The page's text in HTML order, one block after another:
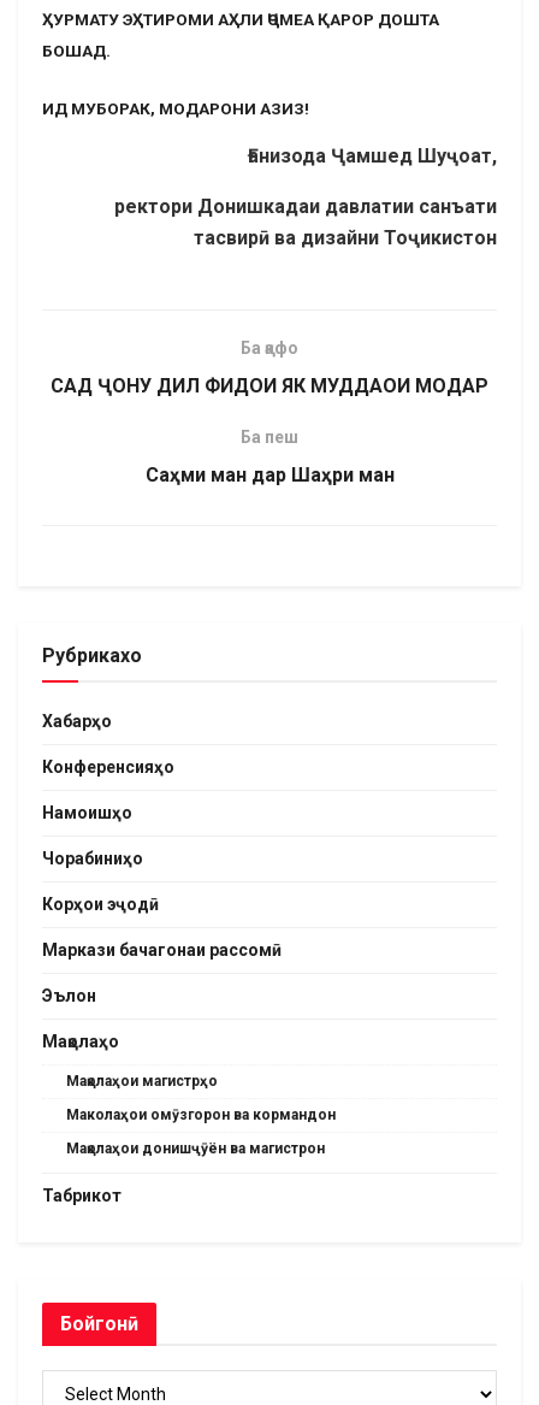
ҲУРМАТУ ЭҲТИРОМИ АҲЛИ ҶОМЕА ҚАРОР ДОШТА
БОШАД.
ИД МУБОРАК, МОДАРОНИ АЗИЗ!
Ғанизода Ҷамшед Шуҷоат,
ректори Донишкадаи давлатии санъати
тасвирӣ ва дизайни Тоҷикистон
Ба қафо
САД ҶОНУ ДИЛ ФИДОИ ЯК МУДДАОИ МОДАР
Ба пеш
Саҳми ман дар Шаҳри ман
Рубрикахо
Хабарҳо
Конференсияҳо
Намоишҳо
Чорабиниҳо
Корҳои эҷодӣ
Маркази бачагонаи рассомӣ
Эълон
Мақолаҳо
Мақолаҳои магистрҳо
Маколаҳои омӯзгорон ва кормандон
Мақолаҳои донишҷӯён ва магистрон
Табрикот
Бойгонӣ